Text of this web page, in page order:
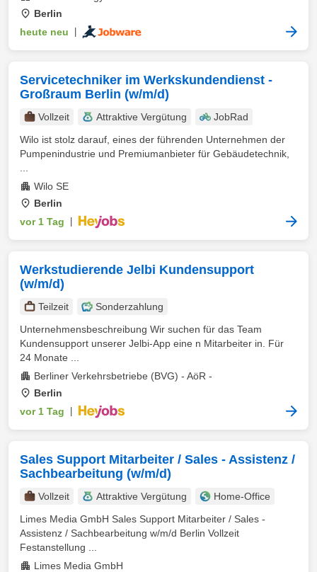
Berlin
heute neu
Servicetechniker im Werkskundendienst -
Großraum Berlin (w/m/d)
Vollzeit Attraktive Vergütung
JobRad
Wilo ist stolz darauf, eines der führenden Unternehmen der
Pumpenindustrie und Premiumanbieter für Gebäudetechnik,
Wilo SE
Berlin
vor 1 Tag
Werkstudierende Jelbi Kundensupport
(w/m/d)
Teilzeit
Sonderzahlung
Unternehmensbeschreibung Wir suchen für das Team
Kundensupport unserer Jelbi-App eine n Mitarbeiter in. Für
24 Monate ...
Berliner Verkehrsbetriebe (BVG) - AöR -
Berlin
vor 1 Tag
Sales Support Mitarbeiter / Sales - Assistenz /
Sachbearbeitung (w/m/d)
Vollzeit Attraktive Vergütung
Home-Office
Limes Media GmbH Sales Support Mitarbeiter / Sales -
Assistenz / Sachbearbeitung w/m/d Berlin Vollzeit
Festanstellung ...
Limes Media GmbH